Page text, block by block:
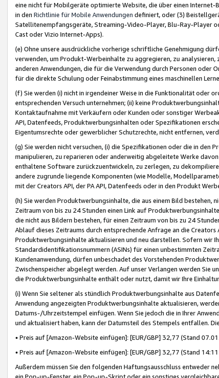
eine nicht für Mobilgeräte optimierte Website, die über einen
in den Richtlinie für Mobile Anwendungen definiert, oder (3)
Satellitenempfangsgeräte, Streaming-Video-Player, Blu-Ray-Player
Cast oder Vizio Internet-Apps).
(e) Ohne unsere ausdrückliche vorherige schriftliche Genehmigung
verwenden, um Produkt-Werbeinhalte zu aggregieren, zu
anderen Anwendungen, die für die Verwendung durch Personen
für die direkte Schulung oder Feinabstimmung eines maschinellen
(f) Sie werden (i) nicht in irgendeiner Weise in die Funktionalität oder
entsprechenden Versuch unternehmen; (ii) keine
Kontaktaufnahme mit Verkäufern oder Kunden oder sonstiger
API, Datenfeeds, Produktwerbungsinhalten oder Spezifikationen
Eigentumsrechte oder gewerblicher Schutzrechte, nicht entfernen,
(g) Sie werden nicht versuchen, (i) die Spezifikationen oder die in
manipulieren, zu reparieren oder anderweitig abgeleitete Werke
enthaltene Software zurückzuentwickeln, zu zerlegen, zu
andere zugrunde liegende Komponenten (wie Modelle,
mit der Creators API, der PA API, Datenfeeds oder in den Produkt
(h) Sie werden Produktwerbungsinhalte, die aus einem Bild bestehen,
Zeitraum von bis zu 24 Stunden einen Link auf
die nicht aus Bildern bestehen, für einen Zeitraum von bis zu 24
Ablauf dieses Zeitraums durch entsprechende Anfrage an die
Produktwerbungsinhalte aktualisieren und neu darstellen. Sofern wir
Standardidentifikationsnummern (ASINs) für einen unbestimmten
Kundenanwendung, dürfen unbeschadet des Vorstehenden
Zwischenspeicher abgelegt werden. Auf unser Verlangen werden Sie
die Produktwerbungsinhalte enthält oder nutzt, damit wir Ihre
(i) Wenn Sie seltener als stündlich Produktwerbungsinhalte aus
Anwendung angezeigten Produktwerbungsinhalte aktualisieren,
Datums-/Uhrzeitstempel einfügen. Wenn Sie jedoch die in Ihrer
und aktualisiert haben, kann der Datumsteil des Stempels entfallen.
• Preis auf [Amazon-Website einfügen]: [EUR/GBP] 32,77 (Stand
• Preis auf [Amazon-Website einfügen]: [EUR/GBP] 32,77 (Stand
Außerdem müssen Sie den folgenden Haftungsausschluss entweder
ein Pop-up-Fenster, ein Pop-up-Skript oder ein sonstiges